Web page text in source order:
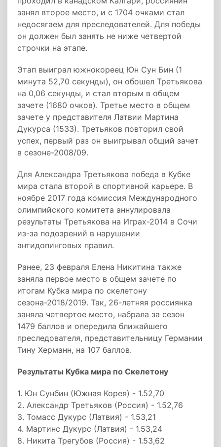
занял второе место, и с 1704 очками стал
недосягаем для преследователей. Для победы
он должен был занять не ниже четвертой
строчки на этапе.
Этап выиграл южнокореец Юн Сун Бин (1
минута 52,70 секунды), он обошел Третьякова
на 0,06 секунды, и стал вторым в общем
зачете (1680 очков). Третье место в общем
зачете у представителя Латвии Мартина
Дукурса (1533). Третьяков повторил свой
успех, первый раз он выигрывал общий зачет
в сезоне-2008/09.
Для Александра Третьякова победа в Кубке
мира стала второй в спортивной карьере. В
ноябре 2017 года комиссия Международного
олимпийского комитета аннулировала
результаты Третьякова на Играх-2014 в Сочи
из-за подозрений в нарушении
антидопинговых правил.
Ранее, 23 февраля Елена Никитина также
заняла первое место в общем зачете по
итогам Кубка мира по скелетону
сезона-2018/2019. Так, 26-летняя россиянка
заняла четвертое место, набрала за сезон
1479 баллов и опередила ближайшего
преследователя, представительницу Германии
Тину Херманн, на 107 баллов.
Результаты Кубка мира по Скелетону
1. Юн Сунбин (Южная Корея) - 1.52,70
2. Александр Третьяков (Россия) - 1.52,76
3. Томасс Дукурс (Латвия) - 1.53,21
4. Мартинс Дукурс (Латвия) - 1.53,24
8. Никита Трегубов (Россия) - 1.53,62